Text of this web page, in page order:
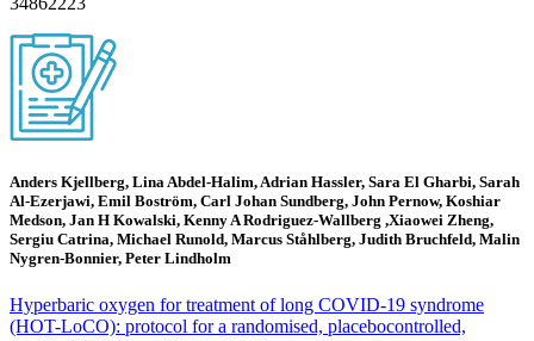
Anders Kjellberg, Lina Abdel-Halim, Adrian Hassler, Sara El Gharbi, Sarah
Al-Ezerjawi, Emil Boström, Carl Johan Sundberg, John Pernow, Koshiar
Medson, Jan H Kowalski, Kenny A Rodriguez-Wallberg ,Xiaowei Zheng,
Sergiu Catrina, Michael Runold, Marcus Ståhlberg, Judith Bruchfeld, Malin
Nygren-Bonnier, Peter Lindholm
Hyperbaric oxygen for treatment of long COVID-19 syndrome
(HOT-LoCO): protocol for a randomised, placebocontrolled,